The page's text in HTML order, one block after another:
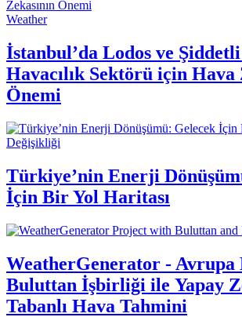
Weather
İstanbul’da Lodos ve Şiddetli
Havacılık Sektörü için Hava
Önemi
Değişikliği
Türkiye’nin Enerji
İçin Bir Yol Haritası
WeatherGenerator -
Buluttan İşbirliği ile Yapay
Tabanlı Hava Tahmini